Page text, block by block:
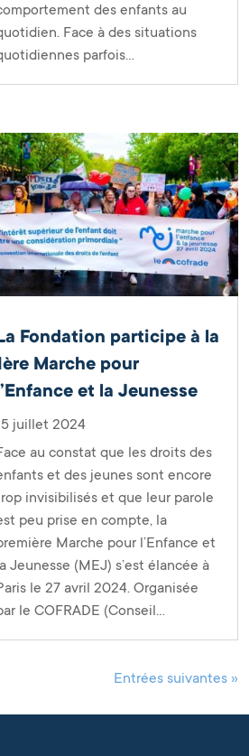
des enfants au
Face à des situations
parfois...
Fondation participe à la
Marche pour
et la Jeunesse
juillet 2024
au constat que les droits des
et des jeunes sont encore
invisibilisés et que leur parole
peu prise en compte, la
Marche pour l’Enfance et
Jeunesse (MEJ) s’est élancée à
le 27 avril 2024. Organisée
le COFRADE (Conseil...
Entrées suivantes »